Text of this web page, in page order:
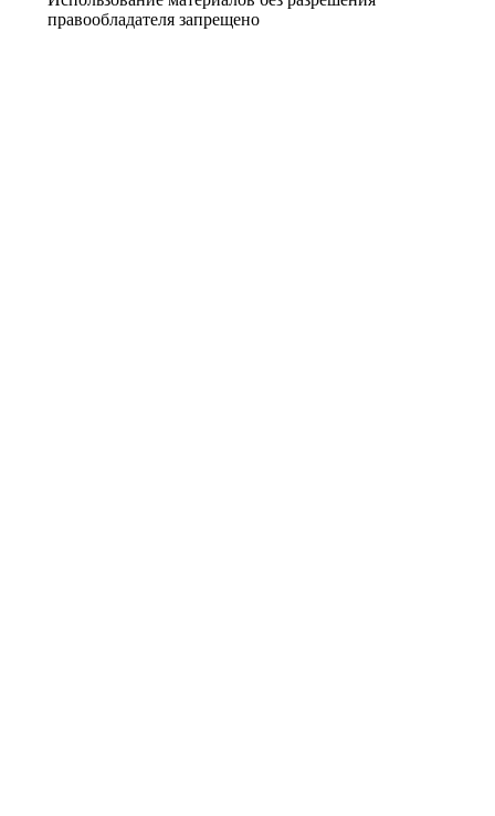
правообладателя запрещено